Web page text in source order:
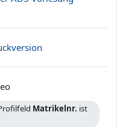
Textseite
Matrikelnr. ist